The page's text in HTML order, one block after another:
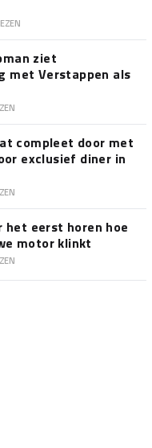
ziet
met Verstappen als
compleet door met
exclusief diner in
het eerst horen hoe
motor klinkt